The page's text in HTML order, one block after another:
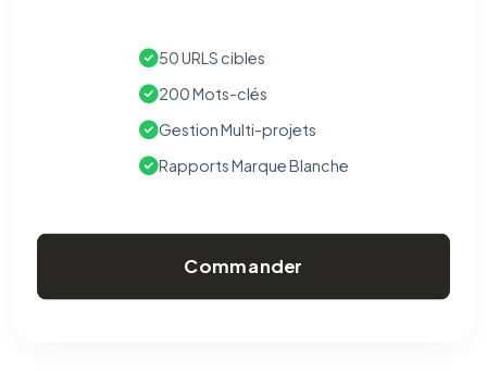
50 URLS cibles
200 Mots-clés
Gestion Multi-projets
Rapports Marque Blanche
Commander